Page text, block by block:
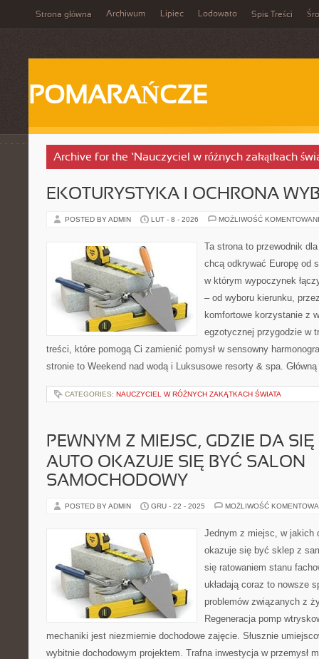
Strona główna Archiwum Lipiec Lodowato Spis Treści
POMARAŃCZE
Archive for the ‘Nauczyciel w różnych zakątkach
EKOTURYSTYKA I OCHRONA
POSTED BY ADMIN LUT - 8 - 2026 MOŻLIWOŚĆ
Ta strona to przewodnik
chcą odkrywać Europę od
w którym wypoczynek
– od wyboru kierunku,
komfortowe korzystanie z
egzotycznej przygodzie w
treści, które pomogą Ci zamienić pomysł w sensowny
stronie to Weekend nad wodą i Luksusowe resorty & spa.
CATEGORIES: NAUCZYCIEL W RÓŻNYCH ZAKĄTKACH ŚWIATA
PEWNYM Z MIEJSC, GDZIE DA
AUTO OKAZUJE SIĘ BYĆ SALON
SAMOCHODOWY
POSTED BY ADMIN GRU - 22 - 2025 MOŻLIWOŚĆ
Jednym z miejsc, w jakich
okazuje się być sklep z
się ratowaniem stanu
układają coraz to nowsze
problemów związanych z
Regeneracja pomp
mechaniki jest niezmiernie dochodowe zajęcie. Słusznie
wybitnie dochodowym projektem. Trafna inwestycja w przemysł